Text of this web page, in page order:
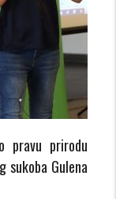
prirodu
sukoba Gulena